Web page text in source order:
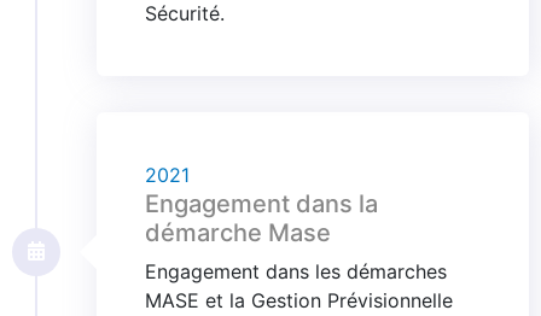
Sécurité.
2021
Engagement dans la
démarche Mase
Engagement dans les démarches
MASE et la Gestion Prévisionnelle